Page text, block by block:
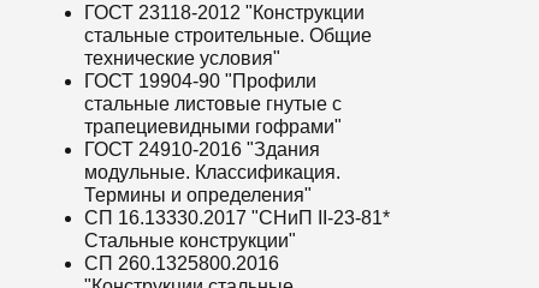
ГОСТ 23118-2012 "Конструкции
стальные строительные. Общие
технические условия"
ГОСТ 19904-90 "Профили
стальные листовые гнутые с
трапециевидными гофрами"
ГОСТ 24910-2016 "Здания
модульные. Классификация.
Термины и определения"
СП 16.13330.2017 "СНиП II-23-81*
Стальные конструкции"
СП 260.1325800.2016